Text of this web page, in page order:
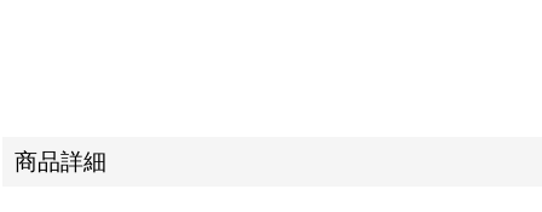
商品詳細